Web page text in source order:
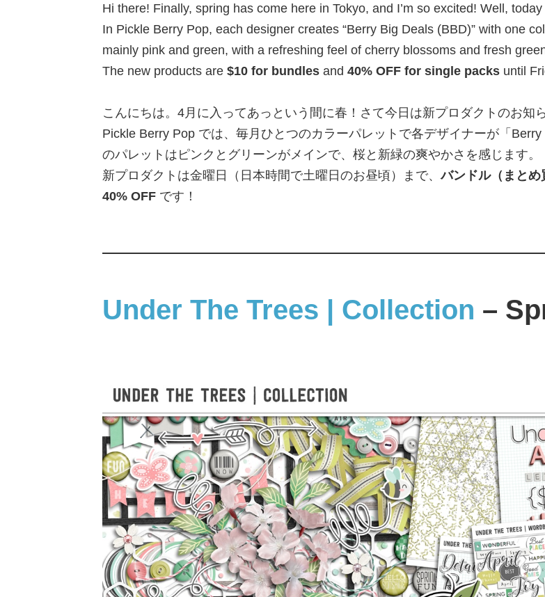
Hi there! Finally, spring has come here in Tokyo, and I’m so excited! Well,
In Pickle Berry Pop, each designer creates “Berry Big Deals (BBD)” with one
mainly pink and green, with a refreshing feel of cherry blossoms and fresh
The new products are $10 for bundles and 40% OFF for single packs until
こんにちは。4月に入ってあっという間に春！さて今日は新プロダクトのお知ら
Pickle Berry Pop では、毎月ひとつのカラーパレットで各デザイナーが「
のパレットはピンクとグリーンがメインで、桜と新緑の爽やかさを感じます。
新プロダクトは金曜日（日本時間で土曜日のお昼頃）まで、バンドル（まと
40% OFF です！
Under The Trees | Collection –